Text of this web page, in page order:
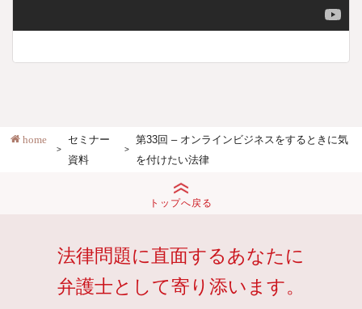
home
セミナー
資料
第33回 – オンラインビジネスをするときに気
を付けたい法律
トップへ戻る
法律問題に直面するあなたに
弁護士として寄り添います。